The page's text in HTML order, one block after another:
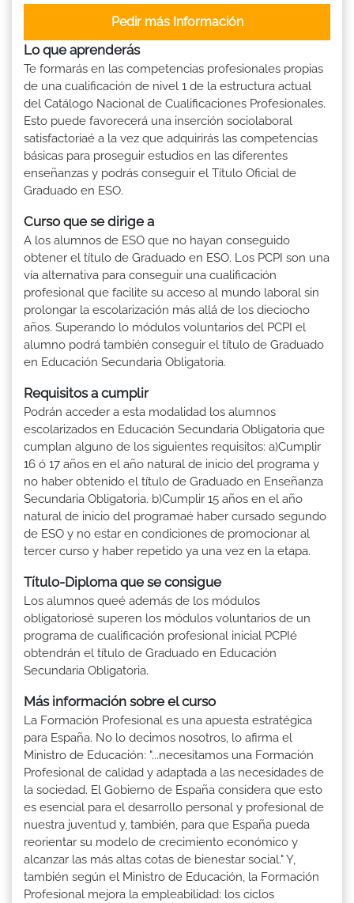
Pedir más Información
Lo que aprenderás
Te formarás en las competencias profesionales propias
de una cualificación de nivel 1 de la estructura actual
del Catálogo Nacional de Cualificaciones Profesionales.
Esto puede favorecerá una inserción sociolaboral
satisfactoriaé a la vez que adquirirás las competencias
básicas para proseguir estudios en las diferentes
enseñanzas y podrás conseguir el Título Oficial de
Graduado en ESO.
Curso que se dirige a
A los alumnos de ESO que no hayan conseguido
obtener el título de Graduado en ESO. Los PCPI son una
vía alternativa para conseguir una cualificación
profesional que facilite su acceso al mundo laboral sin
prolongar la escolarización más allá de los dieciocho
años. Superando lo módulos voluntarios del PCPI el
alumno podrá también conseguir el título de Graduado
en Educación Secundaria Obligatoria.
Requisitos a cumplir
Podrán acceder a esta modalidad los alumnos
escolarizados en Educación Secundaria Obligatoria que
cumplan alguno de los siguientes requisitos: a)Cumplir
16 ó 17 años en el año natural de inicio del programa y
no haber obtenido el título de Graduado en Enseñanza
Secundaria Obligatoria. b)Cumplir 15 años en el año
natural de inicio del programaé haber cursado segundo
de ESO y no estar en condiciones de promocionar al
tercer curso y haber repetido ya una vez en la etapa.
Título-Diploma que se consigue
Los alumnos queé además de los módulos
obligatoriosé superen los módulos voluntarios de un
programa de cualificación profesional inicial PCPIé
obtendrán el título de Graduado en Educación
Secundaria Obligatoria.
Más información sobre el curso
La Formación Profesional es una apuesta estratégica
para España. No lo decimos nosotros, lo afirma el
Ministro de Educación: "...necesitamos una Formación
Profesional de calidad y adaptada a las necesidades de
la sociedad. El Gobierno de España considera que esto
es esencial para el desarrollo personal y profesional de
nuestra juventud y, también, para que España pueda
reorientar su modelo de crecimiento económico y
alcanzar las más altas cotas de bienestar social." Y,
también según el Ministro de Educación, la Formación
Profesional mejora la empleabilidad: los ciclos